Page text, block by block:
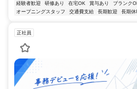
経験者歓迎
研修あり 在宅OK 賞与あり ブランク
オープニングスタッフ
交通費支給 長期歓迎 長期休
正社員